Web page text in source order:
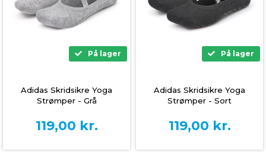
På lager
Adidas Skridsikre Yoga
Strømper - Grå
119,00 kr.
På lager
Adidas Skridsikre Yoga
Strømper - Sort
119,00 kr.